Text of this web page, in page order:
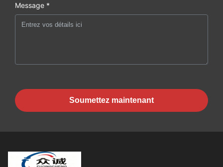
Message *
Soumettez maintenant